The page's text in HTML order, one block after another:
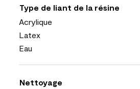
Type de liant de la résine
Acrylique
Latex
Eau
Nettoyage